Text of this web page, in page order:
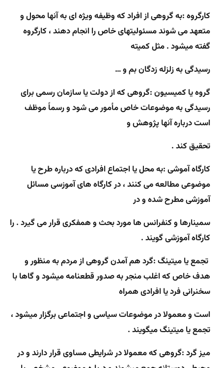
کارگروه :به گروهی از افراد که وظیفه ویژه ای به آنها محول و
متعهد می شوند مسئولیتهای خاص را انجام دهند ، کارگروه
گفته میشود . مثل کمیته
رسیدگی به زلزله زدگان بم و …
گروه یا کمیسیون :گروهی که از دولت یا سازمان رسمی برای
رسیدگی به موضوعات خاص مأمور می شود و رسماً موظف
است درباره آنها پژوهش و
تحقیق کند .
کارگاه آموشی :به محل یا اجتماع افرادی که درباره طرح یا
موضوعی مطالعه می کنند ، در کارگاه های آموزسی مسائل
آموزشی مطرح شده و در
سمینارها و کنفرانس ها مورد بحث و همفکری قرار می گیرد . را
کارگاه آموزشی گویند .
تجمع یا میتینگ :گرد هم آمدن گروهی از مردم به منظور و
هدف خاص که اغلب منجر به صدور قطعنامه میشود و گاها با
سخنرانی فرد یا افرادی همراه
است و معمولا در موضوعات سیاسی و اجتماعی برگزار میشود ،
تجمع یا میتینگ میگویند .
میز گرد :گروهی که معمولا در شرایطی مساوی قرار دارند و در